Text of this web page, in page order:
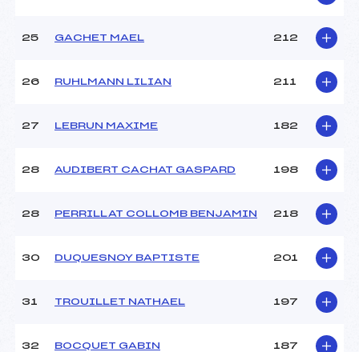
25 GACHET MAEL 212
26 RUHLMANN LILIAN 211
27 LEBRUN MAXIME 182
28 AUDIBERT CACHAT GASPARD 198
28 PERRILLAT COLLOMB BENJAMIN 218
30 DUQUESNOY BAPTISTE 201
31 TROUILLET NATHAEL 197
32 BOCQUET GABIN 187